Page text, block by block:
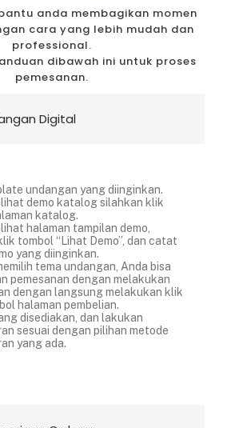
anda membagikan momen
cara yang lebih mudah dan
professional.
dibawah ini untuk proses
pemesanan.
Digital
undangan yang diinginkan.
demo katalog silahkan klik
katalog.
halaman tampilan demo,
tombol “Lihat Demo”, dan catat
yang diinginkan.
tema undangan, Anda bisa
pemesanan dengan melakukan
dengan langsung melakukan klik
halaman pembelian.
disediakan, dan lakukan
sesuai dengan pilihan metode
yang ada.